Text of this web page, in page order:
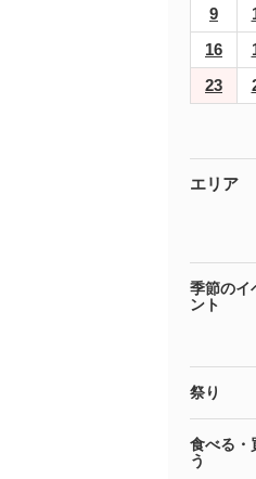
9
16
23
エリア
季節のイ
ント
祭り
食べる・
う